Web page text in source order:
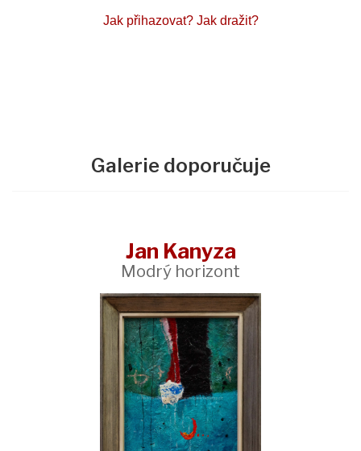
Jak přihazovat? Jak dražit?
Galerie doporučuje
Jan Kanyza
Modrý horizont